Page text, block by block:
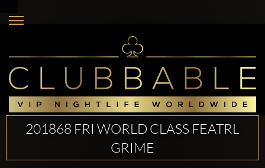
201868 FRI WORLD CLASS FEATRL
GRIME